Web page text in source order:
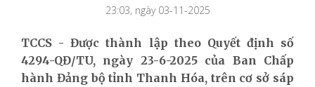
23:03, ngày 03-11-2025
TCCS - Được thành lập theo Quyết định số
4294-QĐ/TU, ngày 23-6-2025 của Ban Chấp
hành Đảng bộ tỉnh Thanh Hóa, trên cơ sở sáp